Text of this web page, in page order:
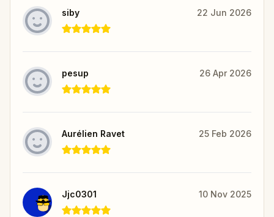
siby 22 Jun 2026
pesup 26 Apr 2026
Aurélien Ravet 25 Feb 2026
Jjc0301 10 Nov 2025